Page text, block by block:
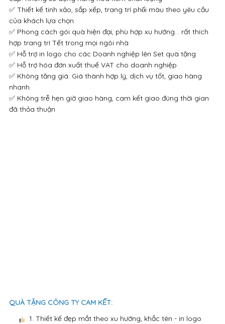
✅ Thiết kế tinh xảo, sắp xếp, trang trí phối màu theo yêu cầu
của khách lựa chọn
✅ Phong cách gói quà hiện đại, phù hợp xu hướng… rất thích
hợp trang trí Tết trong mọi ngôi nhà
✅ Hỗ trợ in logo cho các Doanh nghiệp lên Set quà tặng
✅ Hỗ trợ hóa đơn xuất thuế VAT cho doanh nghiệp
✅ Không tăng giá. Giá thành hợp lý, dịch vụ tốt, giao hàng
nhanh.
✅ Không trễ hẹn giờ giao hàng, cam kết giao đúng thời gian
đã thỏa thuận
QUÀ TẶNG CÔNG TY CAM KẾT:
1. Thiết kế đẹp mắt theo xu hướng, khắc tên - in logo